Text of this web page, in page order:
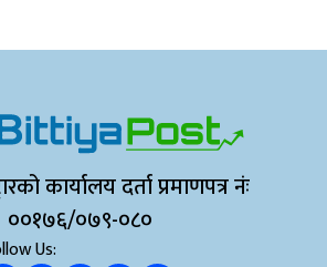
कार्यालय दर्ता प्रमाणपत्र नंः
००१७६/०७९-०८०
Us: